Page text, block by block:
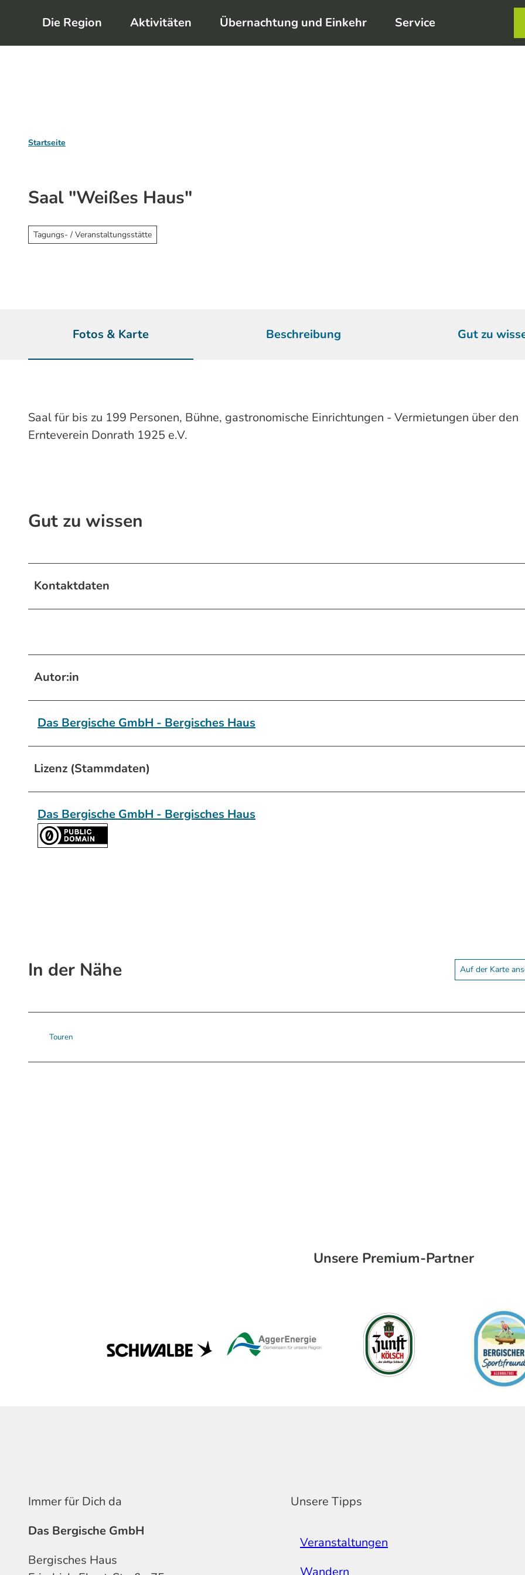
m
Die Region Aktivitäten Übernachtung und Einkehr Service
Startseite
Saal "Weißes Haus"
Tagungs- / Veranstaltungsstätte
Fotos & Karte Beschreibung Gut zu
Saal für bis zu 199 Personen, Bühne, gastronomische Einrichtungen - Vermietungen über den
Ernteverein Donrath 1925 e.V.
Gut zu wissen
Kontaktdaten
Autor:in
Das Bergische GmbH - Bergisches Haus
Lizenz (Stammdaten)
Das Bergische GmbH - Bergisches Haus
In der Nähe Auf der Karte
Touren
Unsere Premium-Partner
Immer für Dich da
Das Bergische GmbH
Bergisches Haus
Unsere Tipps
Veranstaltungen